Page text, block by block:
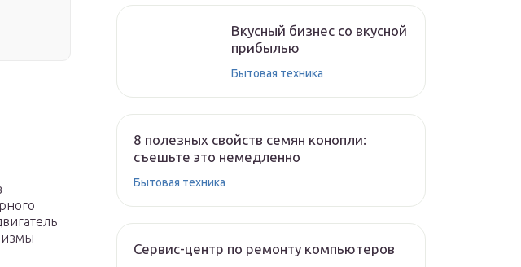
Вкусный бизнес со вкусной
прибылью
Бытовая техника
8 полезных свойств семян конопли:
съешьте это немедленно
Бытовая техника
Сервис-центр по ремонту компьютеров